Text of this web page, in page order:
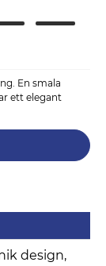
En smala
ett elegant
design,